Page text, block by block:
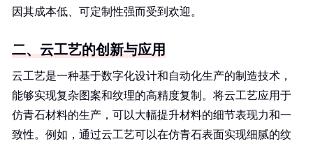
因其成本低、可定制性强而受到欢迎。
二、云工艺的创新与应用
云工艺是一种基于数字化设计和自动化生产的制造技术，
能够实现复杂图案和纹理的高精度复制。将云工艺应用于
仿青石材料的生产，可以大幅提升材料的细节表现力和一
致性。例如，通过云工艺可以在仿青石表面实现细腻的纹